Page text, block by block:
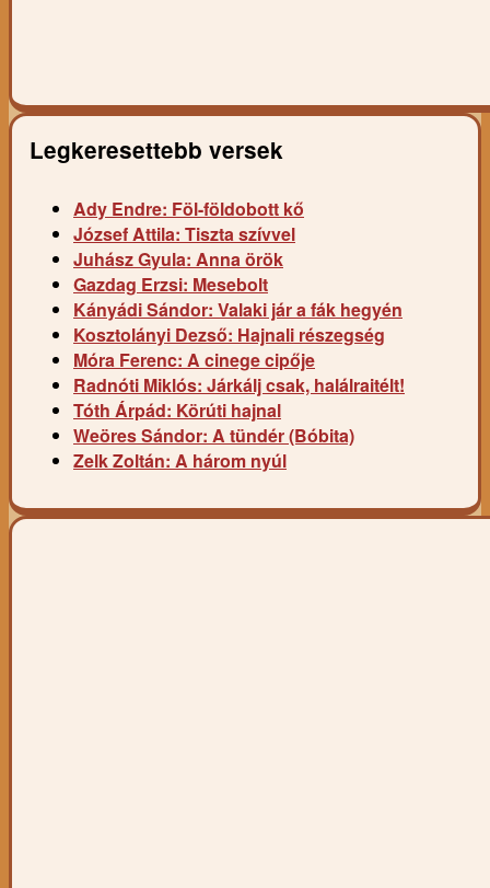
Legkeresettebb versek
Ady Endre: Föl-földobott kő
József Attila: Tiszta szívvel
Juhász Gyula: Anna örök
Gazdag Erzsi: Mesebolt
Kányádi Sándor: Valaki jár a fák hegyén
Kosztolányi Dezső: Hajnali részegség
Móra Ferenc: A cinege cipője
Radnóti Miklós: Járkálj csak, halálraitélt!
Tóth Árpád: Körúti hajnal
Weöres Sándor: A tündér (Bóbita)
Zelk Zoltán: A három nyúl